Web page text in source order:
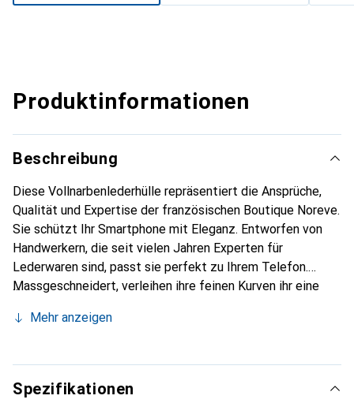
Produktinformationen
Beschreibung
Diese Vollnarbenlederhülle repräsentiert die Ansprüche,
Qualität und Expertise der französischen Boutique Noreve.
Sie schützt Ihr Smartphone mit Eleganz. Entworfen von
Handwerkern, die seit vielen Jahren Experten für
Lederwaren sind, passt sie perfekt zu Ihrem Telefon.
Massgeschneidert, verleihen ihre feinen Kurven ihr eine
unverzichtbaren Accessoire für Ihr Smartphone.
die Marke Noreve eine sichere Wahl für eine
anspruchsvolle Klientel.
Mehr anzeigen
Spezifikationen